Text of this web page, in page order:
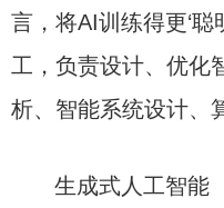
言，将AI训练得更‘聪
工，负责设计、优化
析、智能系统设计、
生成式人工智能